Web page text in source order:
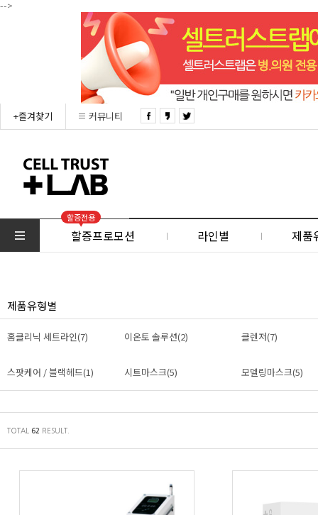
-->
+즐겨찾기 커뮤니티
할증전용
할증프로모션 라인별 제품
제품유형별
홈클리닉 세트라인(7) 이온토 솔루션(2) 클렌저(7)
스팟케어 / 블랙헤드(1) 시트마스크(5) 모델링마스크(5)
TOTAL 62 RESULT.